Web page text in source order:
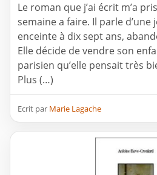
Le roman que j’ai écrit m’a
semaine a faire. Il parle
enceinte à dix sept ans,
Elle décide de vendre son
parisien qu’elle pensait très
Plus (…)
Ecrit par Marie Lagache